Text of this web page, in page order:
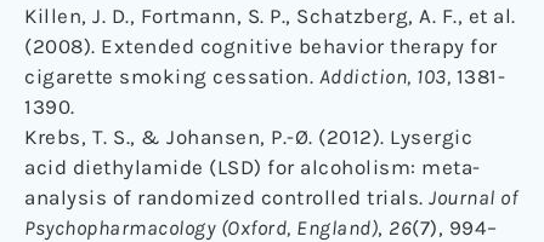
Killen, J. D., Fortmann, S. P., Schatzberg, A. F., et al.
(2008). Extended cognitive behavior therapy for
cigarette smoking cessation. Addiction, 103, 1381-
1390.
Krebs, T. S., & Johansen, P.-Ø. (2012). Lysergic
acid diethylamide (LSD) for alcoholism: meta-
analysis of randomized controlled trials. Journal of
Psychopharmacology (Oxford, England), 26(7), 994–